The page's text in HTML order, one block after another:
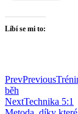
Líbí se mi to:
PrevPrevious
běh
NextTechnika 5:1